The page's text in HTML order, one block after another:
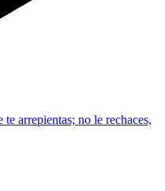
arrepientas; no le rechaces,